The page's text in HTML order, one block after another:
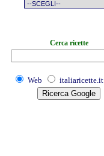
Cerca ricette
Web italiaricette.it